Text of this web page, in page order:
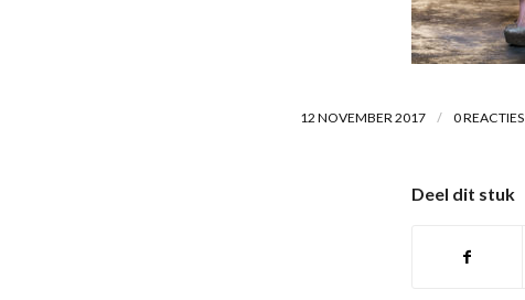
12 NOVEMBER 2017 / 0 REACTIES
Deel dit stuk